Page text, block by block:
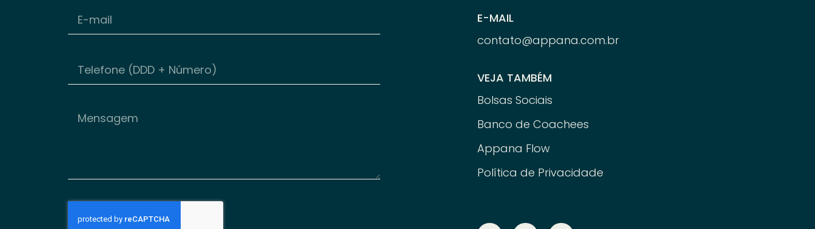
E-MAIL
contato@appana.com.br
VEJA TAMBÉM
Bolsas Sociais
Banco de Coachees
Appana Flow
Política de Privacidade